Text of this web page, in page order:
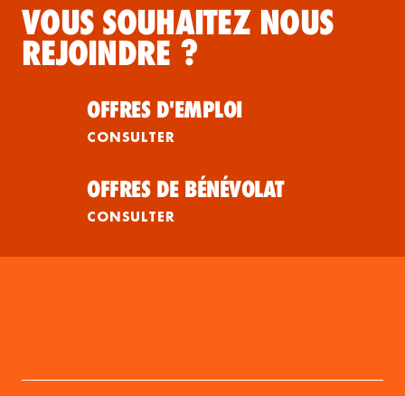
VOUS SOUHAITEZ NOUS
REJOINDRE ?
OFFRES D'EMPLOI
CONSULTER
OFFRES DE BÉNÉVOLAT
CONSULTER